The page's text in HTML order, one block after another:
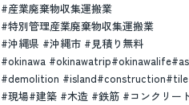
#産業廃棄物収集運搬業
#特別管理産業廃棄物収集運搬業
#沖縄県 #沖縄市 #見積り無料
#okinawa
#demolition #island#construction#tile
#現場#建築 #木造 #鉄筋 #コンクリー